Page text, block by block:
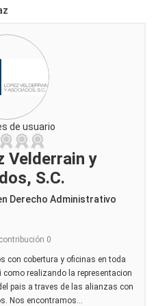
de usuario
Velderrain y
S.C.
Derecho Administrativo
0
con cobertura y oficinas en toda
realizando la representacion
pais a traves de las alianzas con
Nos encontramos...